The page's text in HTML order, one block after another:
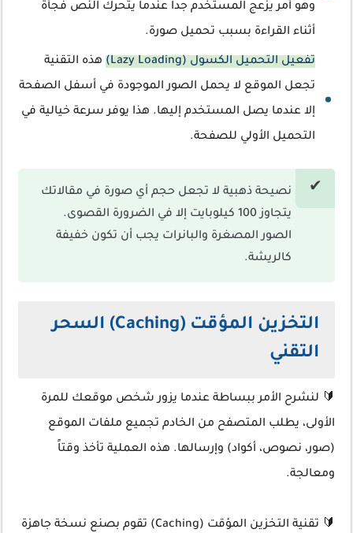
وهو أمر يزعج المستخدم جداً عندما يتحرك النص فجأة
أثناء القراءة بسبب تحميل صورة.
تفعيل التحميل الكسول (Lazy Loading)
هذه التقنية
تجعل الموقع لا يحمل الصور الموجودة في أسفل الصفحة
إلا عندما يصل المستخدم إليها. هذا يوفر سرعة خيالية في
التحميل الأولي للصفحة.
نصيحة ذهبية لا تجعل حجم أي صورة في مقالاتك
يتجاوز 100 كيلوبايت إلا في الضرورة القصوى.
الصور المصغرة والبانرات يجب أن تكون خفيفة
كالريشة.
التخزين المؤقت (Caching) السحر
التقني
🔰 لنشرح الأمر ببساطة عندما يزور شخص موقعك للمرة
الأولى، يطلب المتصفح من الخادم تجميع ملفات الموقع
(صور، نصوص، أكواد) وإرسالها. هذه العملية تأخذ وقتاً
ومعالجة.
🔰 تقنية التخزين المؤقت (Caching) تقوم بصنع نسخة جاهزة